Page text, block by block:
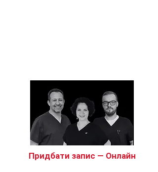
Придбати запис — Онлайн